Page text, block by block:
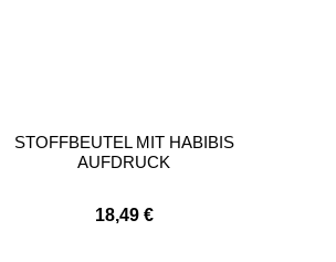
STOFFBEUTEL MIT HABIBIS
AUFDRUCK
18,49 €